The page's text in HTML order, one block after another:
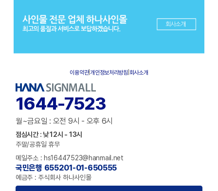
이용약관|개인정보처리방침 회사소개
1644-7523
월~금요일 : 오전 9시 - 오후 6시
점심시간 : 낮 12시 - 13시
주말/공휴일 휴무
메일주소 : hs16447523@hanmail.net
국민은행 655201-01-650555
예금주 : 주식회사 하나사인몰